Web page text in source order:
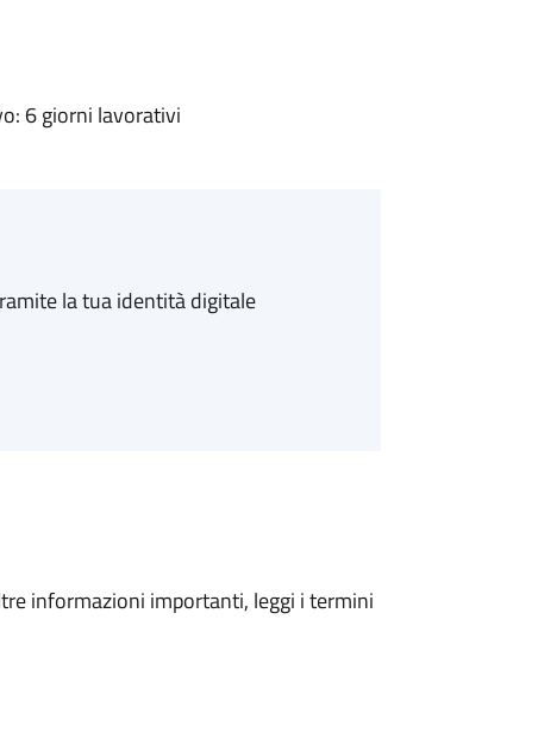
6 giorni lavorativi
la tua identità digitale
informazioni importanti, leggi i termini